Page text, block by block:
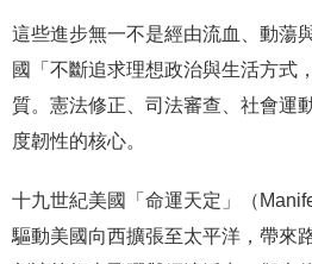
這些進步無一不是經由流血、動蕩
國「不斷追求理想政治與生活方式
質。憲法修正、司法審查、社會
度韌性的核心。
十九世紀美國「命運天定」（
驅動美國向西擴張至太平洋，帶來